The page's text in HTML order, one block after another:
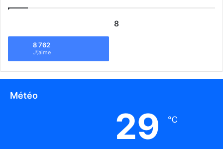
8
8 762
J\'aime
Météo
29 ℃